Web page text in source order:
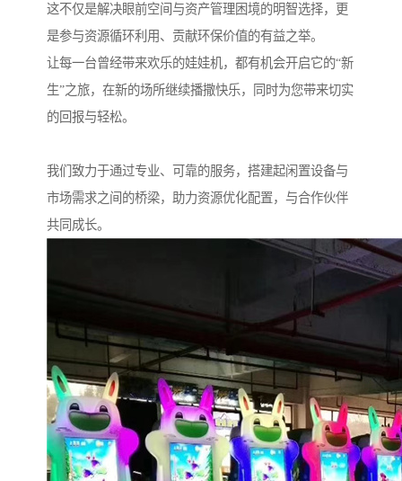
这不仅是解决眼前空间与资产管理困境的明智选择，更
是参与资源循环利用、贡献环保价值的有益之举。
让每一台曾经带来欢乐的娃娃机，都有机会开启它的“新
生”之旅，在新的场所继续播撒快乐，同时为您带来切实
的回报与轻松。
我们致力于通过专业、可靠的服务，搭建起闲置设备与
市场需求之间的桥梁，助力资源优化配置，与合作伙伴
共同成长。